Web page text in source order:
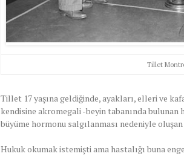
Tillet
Tillet 17 yaşına geldiğinde, ayakları, elleri ve
kendisine akromegali -beyin tabanında
büyüme hormonu salgılanması nedeniyle
Hukuk okumak istemişti ama hastalığı buna